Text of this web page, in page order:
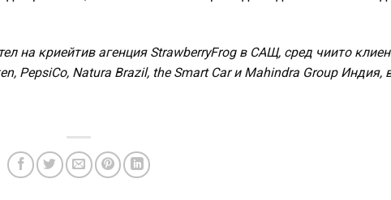
на криейтив агенция StrawberryFrog в САЩ, сред чиито
PepsiCo, Natura Brazil, the Smart Car и Mahindra Group Индия,